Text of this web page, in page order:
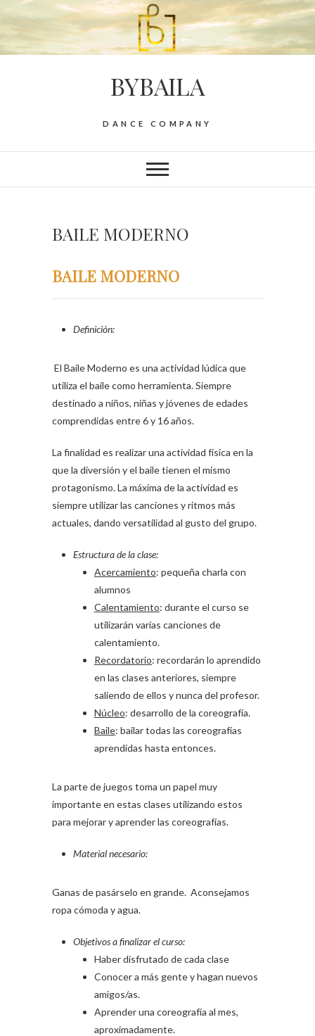
BYBAILA
DANCE COMPANY
BAILE MODERNO
BAILE MODERNO
Definición:
El Baile Moderno es una actividad lúdica que
utiliza el baile como herramienta. Siempre
destinado a niños, niñas y jóvenes de edades
comprendidas entre 6 y 16 años.
La finalidad es realizar una actividad física en la
que la diversión y el baile tienen el mismo
protagonismo. La máxima de la actividad es
siempre utilizar las canciones y ritmos más
actuales, dando versatilidad al gusto del grupo.
Estructura de la clase:
Acercamiento: pequeña charla con
alumnos
Calentamiento: durante el curso se
utilizarán varias canciones de
calentamiento.
Recordatorio: recordarán lo aprendido
en las clases anteriores, siempre
saliendo de ellos y nunca del profesor.
Núcleo: desarrollo de la coreografía.
Baile: bailar todas las coreografías
aprendidas hasta entonces.
La parte de juegos toma un papel muy
importante en estas clases utilizando estos
para mejorar y aprender las coreografías.
Material necesario:
Ganas de pasárselo en grande. Aconsejamos
ropa cómoda y agua.
Objetivos a finalizar el curso:
Haber disfrutado de cada clase
Conocer a más gente y hagan nuevos
amigos/as.
Aprender una coreografía al mes,
aproximadamente.